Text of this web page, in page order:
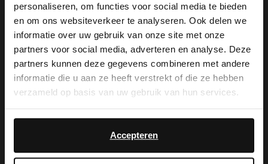
personaliseren, om functies voor social media te bieden
en om ons websiteverkeer te analyseren. Ook delen we
informatie over uw gebruik van onze site met onze
partners voor social media, adverteren en analyse. Deze
partners kunnen deze gegevens combineren met andere
informatie die u aan ze heeft verstrekt of die ze hebben
verzameld op basis van uw gebruik van hun services.
Accepteren
De My Manfield
voordelen wachten
op je.
AANMELDEN MY MANFIELD
×
View this website in English?
It looks like your language isn't Dutch. Would
you like to switch to English?
English